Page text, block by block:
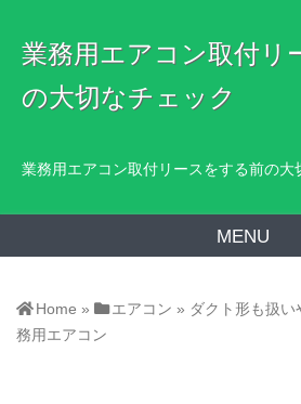
業務用エアコン取付リ
の大切なチェック
業務用エアコン取付リースをする前の大
MENU
Home » エアコン » ダクト形も扱
務用エアコン